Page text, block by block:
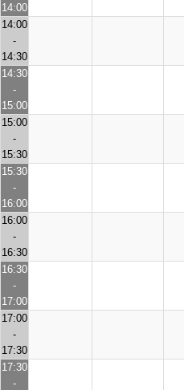
14:00
14:00
-
14:30
14:30
-
15:00
15:00
-
15:30
15:30
-
16:00
16:00
-
16:30
16:30
-
17:00
17:00
-
17:30
17:30
-